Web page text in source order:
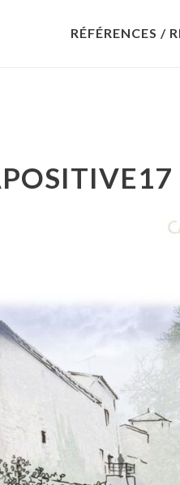
RÉFÉRENCES /